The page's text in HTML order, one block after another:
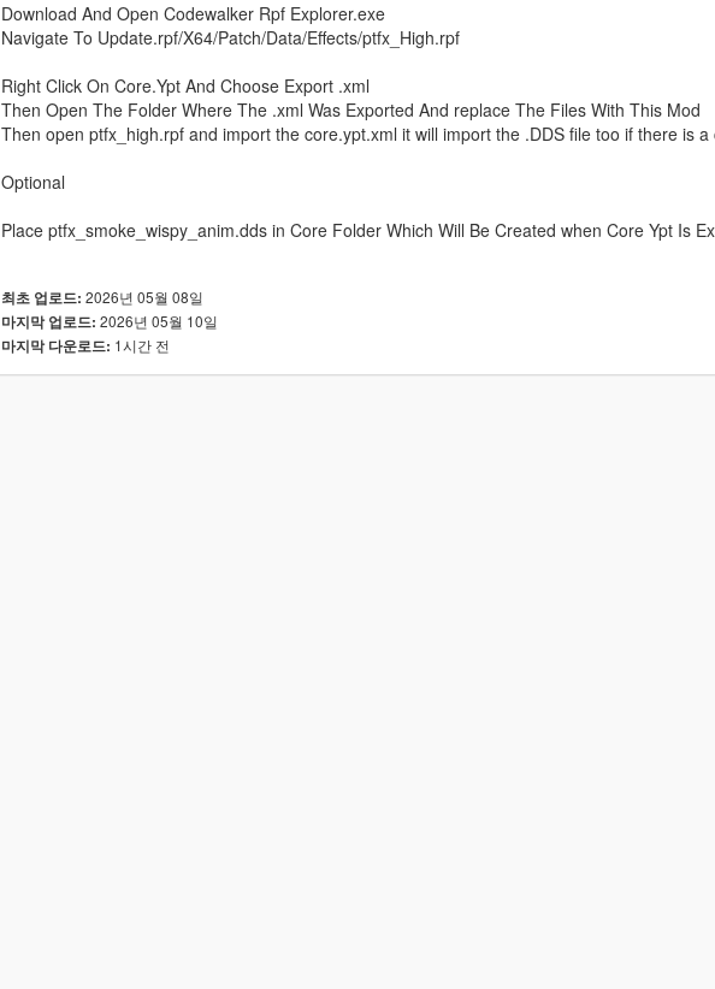
Download And Open Codewalker Rpf Explorer.exe
Navigate To Update.rpf/X64/Patch/Data/Effects/ptfx_High.rpf
Right Click On Core.Ypt And Choose Export .xml
Then Open The Folder Where The .xml Was Exported And replace The Files With This Mod
Then open ptfx_high.rpf and import the core.ypt.xml it will import the .DDS file too if there is
Optional
Place ptfx_smoke_wispy_anim.dds in Core Folder Which Will Be Created when Core Ypt Is
최초 업로드: 2026년 05월 08일
마지막 업로드: 2026년 05월 10일
마지막 다운로드: 1시간 전